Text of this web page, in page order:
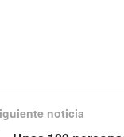
noticia